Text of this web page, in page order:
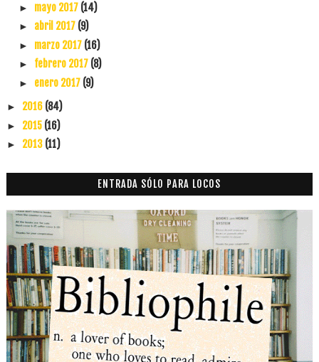
► mayo 2017 (14)
► abril 2017 (9)
► marzo 2017 (16)
► febrero 2017 (8)
► enero 2017 (9)
► 2016 (84)
► 2015 (16)
► 2013 (11)
ENTRADA SÓLO PARA LOCOS